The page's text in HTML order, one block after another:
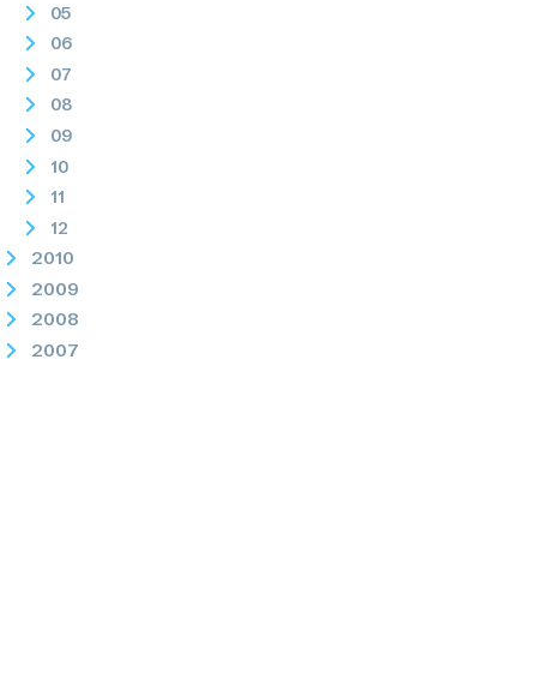
05
06
07
08
09
10
11
12
2010
2009
2008
2007